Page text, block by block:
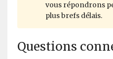
vous répondrons
plus brefs délais.
Questions